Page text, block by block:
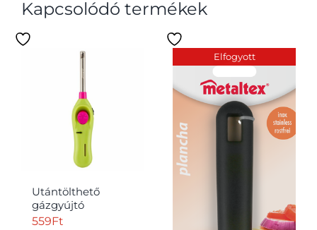
Kapcsolódó termékek
Utántölthető
gázgyújtó
559Ft
Elfogyott